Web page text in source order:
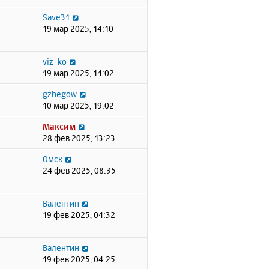
Save31
19 мар 2025, 14:10
viz_ko
19 мар 2025, 14:02
gzhegow
10 мар 2025, 19:02
Максим
28 фев 2025, 13:23
Омск
24 фев 2025, 08:35
Валентин
19 фев 2025, 04:32
Валентин
19 фев 2025, 04:25